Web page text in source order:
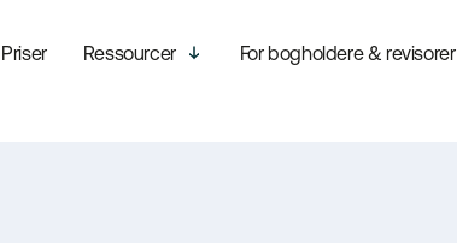
Priser Ressourcer For bogholdere & revisorer